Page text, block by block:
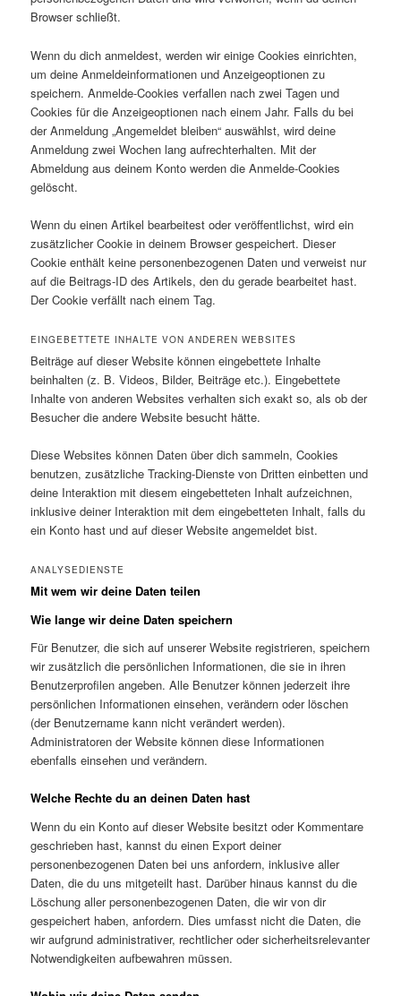
Browser schließt.
Wenn du dich anmeldest, werden wir einige Cookies einrichten,
um deine Anmeldeinformationen und Anzeigeoptionen zu
speichern. Anmelde-Cookies verfallen nach zwei Tagen und
Cookies für die Anzeigeoptionen nach einem Jahr. Falls du bei
der Anmeldung „Angemeldet bleiben“ auswählst, wird deine
Anmeldung zwei Wochen lang aufrechterhalten. Mit der
Abmeldung aus deinem Konto werden die Anmelde-Cookies
gelöscht.
Wenn du einen Artikel bearbeitest oder veröffentlichst, wird ein
zusätzlicher Cookie in deinem Browser gespeichert. Dieser
Cookie enthält keine personenbezogenen Daten und verweist nur
auf die Beitrags-ID des Artikels, den du gerade bearbeitet hast.
Der Cookie verfällt nach einem Tag.
EINGEBETTETE INHALTE VON ANDEREN WEBSITES
Beiträge auf dieser Website können eingebettete Inhalte
beinhalten (z. B. Videos, Bilder, Beiträge etc.). Eingebettete
Inhalte von anderen Websites verhalten sich exakt so, als ob der
Besucher die andere Website besucht hätte.
Diese Websites können Daten über dich sammeln, Cookies
benutzen, zusätzliche Tracking-Dienste von Dritten einbetten und
deine Interaktion mit diesem eingebetteten Inhalt aufzeichnen,
inklusive deiner Interaktion mit dem eingebetteten Inhalt, falls du
ein Konto hast und auf dieser Website angemeldet bist.
ANALYSEDIENSTE
Mit wem wir deine Daten teilen
Wie lange wir deine Daten speichern
Für Benutzer, die sich auf unserer Website registrieren, speichern
wir zusätzlich die persönlichen Informationen, die sie in ihren
Benutzerprofilen angeben. Alle Benutzer können jederzeit ihre
persönlichen Informationen einsehen, verändern oder löschen
(der Benutzername kann nicht verändert werden).
Administratoren der Website können diese Informationen
ebenfalls einsehen und verändern.
Welche Rechte du an deinen Daten hast
Wenn du ein Konto auf dieser Website besitzt oder Kommentare
geschrieben hast, kannst du einen Export deiner
personenbezogenen Daten bei uns anfordern, inklusive aller
Daten, die du uns mitgeteilt hast. Darüber hinaus kannst du die
Löschung aller personenbezogenen Daten, die wir von dir
gespeichert haben, anfordern. Dies umfasst nicht die Daten, die
wir aufgrund administrativer, rechtlicher oder sicherheitsrelevanter
Notwendigkeiten aufbewahren müssen.